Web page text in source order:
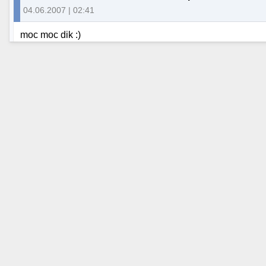
04.06.2007 | 02:41
moc moc dik :)